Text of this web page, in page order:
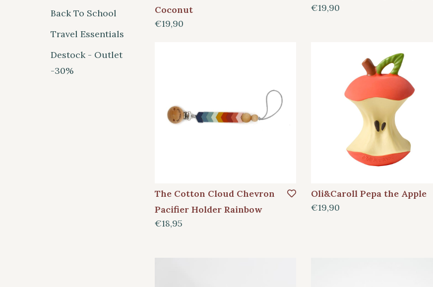
Back To School
Travel Essentials
Destock - Outlet
-30%
Coconut
€19,90
€19,90
The Cotton Cloud Chevron
Pacifier Holder Rainbow
€18,95
Oli&Caroll Pepa the Apple
€19,90